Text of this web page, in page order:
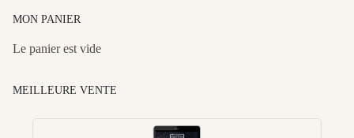
MON PANIER
Le panier est vide
MEILLEURE VENTE